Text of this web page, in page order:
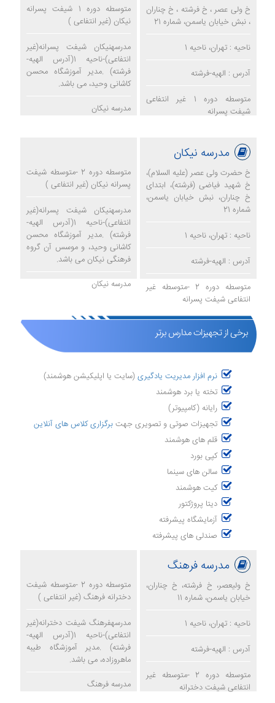
خ ولی عصر ، خ فرشته ، خ چناران
، نبش خیابان یاسمن، شماره 21
ناحیه : تهران، ناحیه 1
آدرس : الهیه-فرشته
متوسطه دوره 1 غیر انتفاعی
شیفت پسرانه
متوسطه دوره 1 شیفت پسرانه
نیکان (غیر انتفاعی )
مدرسهنیکان شیفت پسرانه(غیر
انتفاعی)-ناحیه 1(آدرس الهیه-
فرشته) .مدیر آموزشگاه محسن
کاشانی وحید، می باشد.
مدرسه نیکان
مدرسه نیکان
خ حضرت ولی عصر (علیه السلام)،
خ شهید فیاضی (فرشته)، ابتدای
خ چناران، نبش خیابان یاسمن،
شماره 21
ناحیه : تهران، ناحیه 1
آدرس : الهیه-فرشته
متوسطه دوره 2 -متوسطه غیر
انتفاعی شیفت پسرانه
متوسطه دوره 2 -متوسطه شیفت
پسرانه نیکان (غیر انتفاعی )
مدرسهنیکان شیفت پسرانه(غیر
انتفاعی)-ناحیه 1(آدرس الهیه-
فرشته) .مدیر آموزشگاه محسن
کاشانی وحید، و موسس آن گروه
فرهنگی نیکان می باشد.
مدرسه نیکان
برخی از تجهیزات مدارس برتر
نرم افزار مدیریت یادگیری (سایت یا اپلیکیشن هوشمند)
تخته یا برد هوشمند
رایانه (کامپیوتر)
تجهیزات صوتی و تصویری جهت برگزاری کلاس های آنلاین
قلم های هوشمند
کپی بورد
سالن های سینما
کیت هوشمند
دیتا پروژکتور
آزمایشگاه پیشرفته
صندلی های پیشرفته
مدرسه فرهنگ
خ ولیعصر، خ فرشته، خ چناران،
خیابان یاسمن، شماره 11
ناحیه : تهران، ناحیه 1
آدرس : الهیه-فرشته
متوسطه دوره 2 -متوسطه غیر
انتفاعی شیفت دخترانه
متوسطه دوره 2 -متوسطه شیفت
دخترانه فرهنگ (غیر انتفاعی )
مدرسهفرهنگ شیفت دخترانه(غیر
انتفاعی)-ناحیه 1(آدرس الهیه-
فرشته) .مدیر آموزشگاه طیبه
ماهروزاده، می باشد.
مدرسه فرهنگ